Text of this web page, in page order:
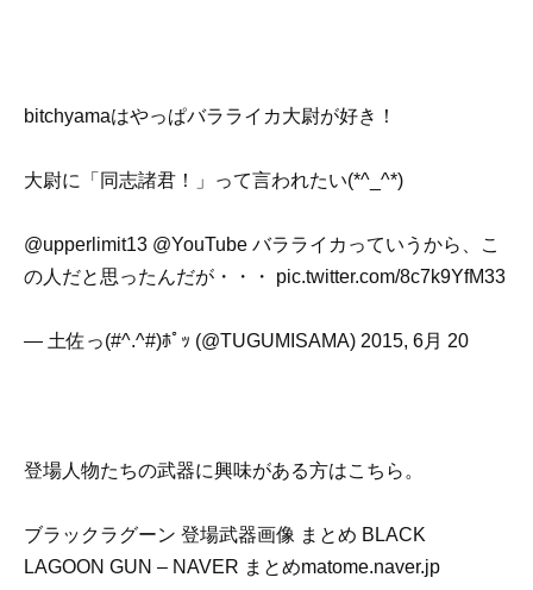
bitchyamaはやっぱバラライカ大尉が好き！
大尉に「同志諸君！」って言われたい(*^_^*)
@upperlimit13 @YouTube バラライカっていうから、こ
の人だと思ったんだが・・・ pic.twitter.com/8c7k9YfM33
— 土佐っ(#^.^#)ﾎﾟｯ (@TUGUMISAMA) 2015, 6月 20
登場人物たちの武器に興味がある方はこちら。
ブラックラグーン 登場武器画像 まとめ BLACK
LAGOON GUN – NAVER まとめmatome.naver.jp